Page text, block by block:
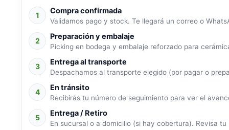
1 Compra confirmada
Validamos pago y stock. Te llegará un correo o
2 Preparación y embalaje
Picking en bodega y embalaje reforzado para
3 Entrega al transporte
Despachamos al transporte elegido (por pagar o
4 En tránsito
Recibirás tu número de seguimiento para ver el
5 Entrega / Retiro
En sucursal o a domicilio (si hay cobertura). Revisa